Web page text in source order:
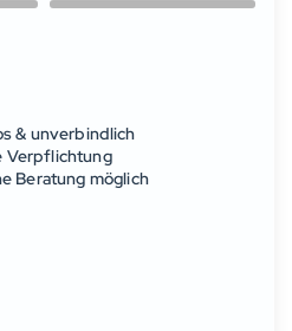
& unverbindlich
Verpflichtung
Beratung möglich